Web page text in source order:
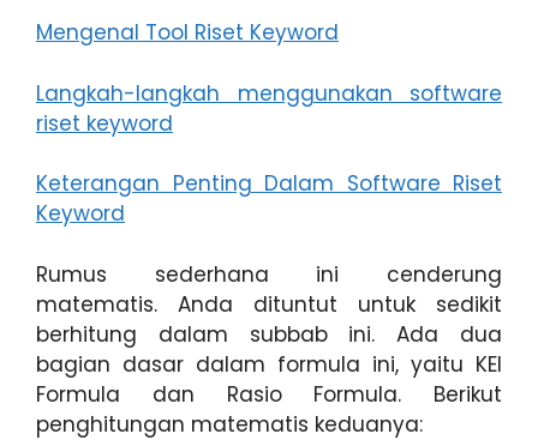
Mengenal Tool Riset Keyword
Langkah-langkah menggunakan software
riset keyword
Keterangan Penting Dalam Software Riset
Keyword
Rumus sederhana ini cenderung
matematis. Anda dituntut untuk sedikit
berhitung dalam subbab ini. Ada dua
bagian dasar dalam formula ini, yaitu KEI
Formula dan Rasio Formula. Berikut
penghitungan matematis keduanya: